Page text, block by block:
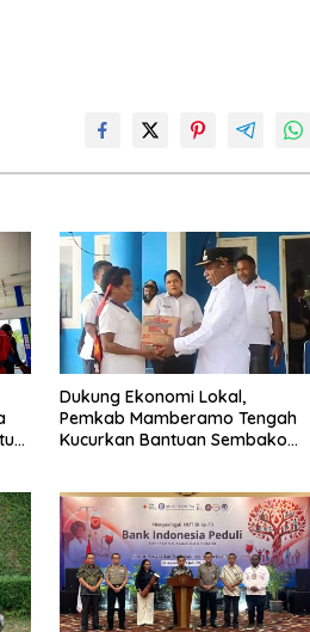
Dukung Ekonomi Lokal,
Pemkab Mamberamo Tengah
Kucurkan Bantuan Sembako